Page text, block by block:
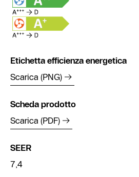
Etichetta efficienza energetica
Scarica (PNG)
Scheda prodotto
Scarica (PDF)
SEER
7,4